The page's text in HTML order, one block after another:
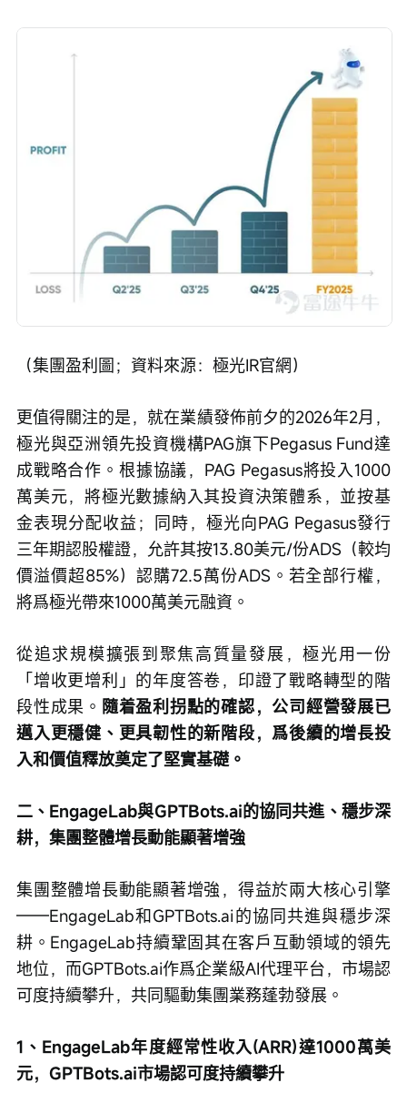
（集團盈利圖；資料來源：極光IR官網）
更值得關注的是，就在業績發佈前夕的2026年2月，
極光與亞洲領先投資機構PAG旗下Pegasus Fund達
成戰略合作。根據協議，PAG Pegasus將投入1000
萬美元，將極光數據納入其投資決策體系，並按基
金表現分配收益；同時，極光向PAG Pegasus發行
三年期認股權證，允許其按13.80美元/份ADS（較均
價溢價超85%）認購72.5萬份ADS。若全部行權，
將爲極光帶來1000萬美元融資。
從追求規模擴張到聚焦高質量發展，極光用一份
「增收更增利」的年度答卷，印證了戰略轉型的階
段性成果。 隨着盈利拐點的確認，公司經營發展已
邁入更穩健、更具韌性的新階段，爲後續的增長投
入和價值釋放奠定了堅實基礎。
二、EngageLab與GPTBots.ai的協同共進、穩步深
耕，集團整體增長動能顯著增強
集團整體增長動能顯著增強，得益於兩大核心引擎
——EngageLab和GPTBots.ai的協同共進與穩步深
耕。EngageLab持續鞏固其在客戶互動領域的領先
地位，而GPTBots.ai作爲企業級AI代理平台，市場認
可度持續攀升，共同驅動集團業務蓬勃發展。
1、EngageLab年度經常性收入(ARR)達1000萬美
元，GPTBots.ai市場認可度持續攀升